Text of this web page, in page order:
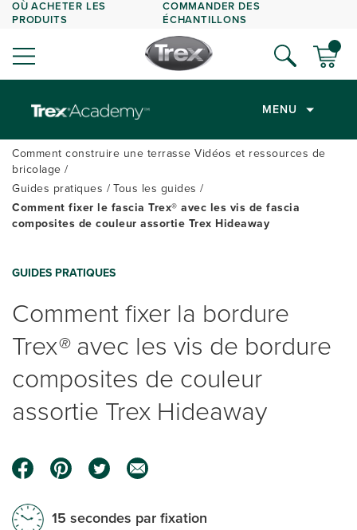
OÙ ACHETER LES
PRODUITS
COMMANDER DES
ÉCHANTILLONS
MENU
Comment construire une terrasse Vidéos et ressources de
bricolage
Guides pratiques
Tous les guides
Comment fixer le fascia Trex® avec les vis de fascia
composites de couleur assortie Trex Hideaway
GUIDES PRATIQUES
Comment fixer la bordure
Trex®avec les vis de bordure
composites de couleur
assortie Trex Hideaway
15 secondes par fixation